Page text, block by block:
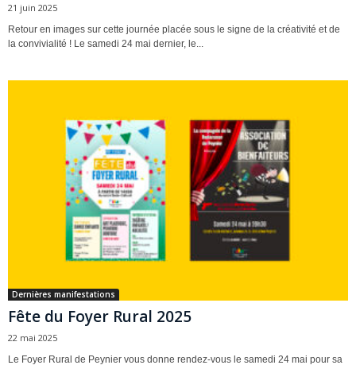
21 juin 2025
Retour en images sur cette journée placée sous le signe de la créativité et de
la convivialité ! Le samedi 24 mai dernier, le...
Dernières manifestations
Fête du Foyer Rural 2025
22 mai 2025
Le Foyer Rural de Peynier vous donne rendez-vous le samedi 24 mai pour sa